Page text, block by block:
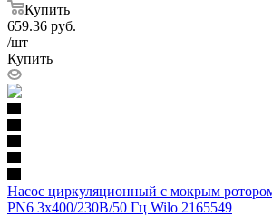
Купить
659.36 руб.
/шт
Купить
Насос циркуляционный с мокрым
PN6 3х400/230В/50 Гц Wilo 2165549